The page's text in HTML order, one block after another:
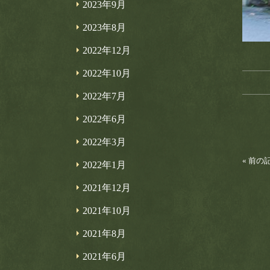
« 前の
2023年9月
2023年8月
2022年12月
2022年10月
2022年7月
2022年6月
2022年3月
2022年1月
2021年12月
2021年10月
2021年8月
2021年6月